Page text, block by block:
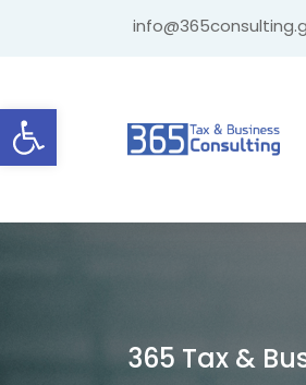
Ανοίξτε τη γραμμή
365 Tax &